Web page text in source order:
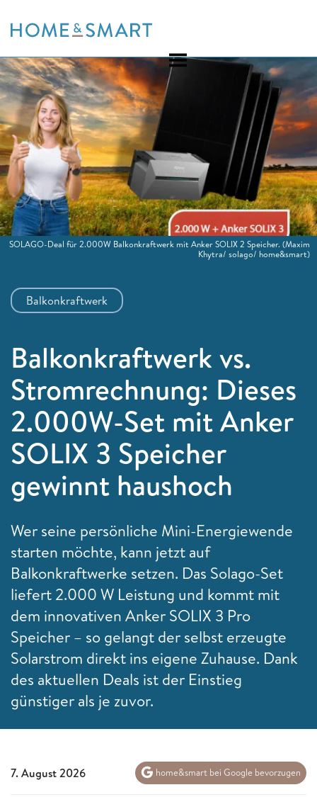
to
Balkonkraftwerk
Balkonkraftwerk vs.
Stromrechnung: Dieses
2.000W-Set mit Anker
SOLIX 3 Speicher
gewinnt haushoch
Wer seine persönliche Mini-Energiewende
starten möchte, kann jetzt auf
Balkonkraftwerke setzen. Das Solago-Set
liefert 2.000 W Leistung und kommt mit
dem innovativen Anker SOLIX 3 Pro
Speicher – so gelangt der selbst erzeugte
Solarstrom direkt ins eigene Zuhause. Dank
des aktuellen Deals ist der Einstieg
günstiger als je zuvor.
SOLAGO-Deal für 2.000W Balkonkraftwerk mit Anker SOLIX 2 Speicher.(Maxim
Khytra/ solago/ home&smart)
7. August 2026 home&smart bei Google bevorzugen